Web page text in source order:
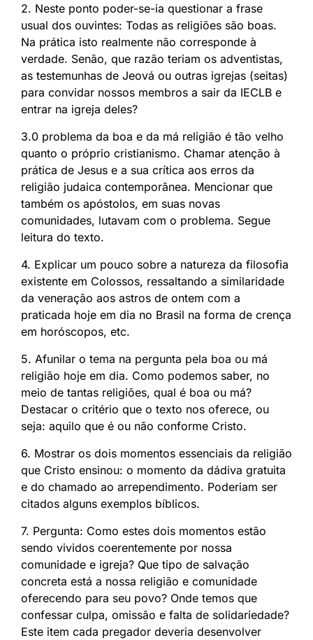
2. Neste ponto poder-se-ia questionar a frase
usual dos ouvintes: Todas as religiões são boas.
Na prática isto realmente não corresponde à
verdade. Senão, que razão teriam os adventistas,
as testemunhas de Jeová ou outras igrejas (seitas)
para convidar nossos membros a sair da IECLB e
entrar na igreja deles?
3.0 problema da boa e da má religião é tão velho
quanto o próprio cristianismo. Chamar atenção à
prática de Jesus e a sua crítica aos erros da
religião judaica contemporânea. Mencionar que
também os apóstolos, em suas novas
comunidades, lutavam com o problema. Segue
leitura do texto.
4. Explicar um pouco sobre a natureza da filosofia
existente em Colossos, ressaltando a similaridade
da veneração aos astros de ontem com a
praticada hoje em dia no Brasil na forma de crença
em horóscopos, etc.
5. Afunilar o tema na pergunta pela boa ou má
religião hoje em dia. Como podemos saber, no
meio de tantas religiões, qual é boa ou má?
Destacar o critério que o texto nos oferece, ou
seja: aquilo que é ou não conforme Cristo.
6. Mostrar os dois momentos essenciais da religião
que Cristo ensinou: o momento da dádiva gratuita
e do chamado ao arrependimento. Poderiam ser
citados alguns exemplos bíblicos.
7. Pergunta: Como estes dois momentos estão
sendo vividos coerentemente por nossa
comunidade e igreja? Que tipo de salvação
concreta está a nossa religião e comunidade
oferecendo para seu povo? Onde temos que
confessar culpa, omissão e falta de solidariedade?
Este item cada pregador deveria desenvolver